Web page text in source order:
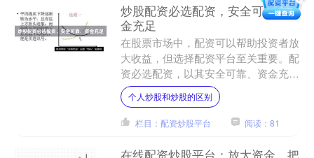
炒股配资必选配资，安全可靠，资
金充足
在股票市场中，配资可以帮助投资者放
大收益，但选择配资平台至关重要。配
资必选配资，以其安全可靠、资金充足
的优势，成为炒股配资的不二之选。 **
安全可靠** 配资必....
个人炒股和炒股的区别
栏目：配资炒股平台 阅读：81
在线配资炒股平台：放大资金，把